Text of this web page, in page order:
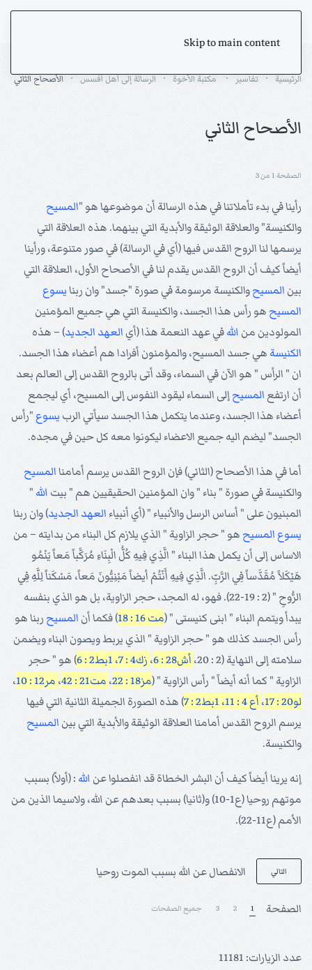
Skip to main content
الرئيسية تفاسير مكتبة الأخوة الرسالة إلى أهل أفسس الأصحاح الثاني
الأصحاح الثاني
الصفحة 1 من 3
رأينا في بدء تأملاتنا في هذه الرسالة أن موضوعها هو "المسيح
والكنيسة" والعلاقة الوثيقة والأبدية التي بينهما. هذه العلاقة التي
يرسمها لنا الروح القدس فيها (أي في الرسالة) في صور متنوعة، ورأينا
أيضاً كيف أن الروح القدس يقدم لنا في الأصحاح الأول، العلاقة التي
بين المسيحوالكنيسة مرسومة في صورة "جسد" وان ربنايسوع
المسيح هو رأس هذا الجسد، والكنيسة التي هي جميع المؤمنين
المولودين من اللهفي عهد النعمة هذا (أي العهد الجديد) – هذه
الكنيسة هي جسد المسيح، والمؤمنون أفرادا هم أعضاء هذا الجسد.
ان " الرأس " هو الآن في السماء، وقد أتى بالروح القدس إلى العالم بعد
أن ارتفع المسيحإلى السماء ليقود النفوس إلى المسيح، أي ليجمع
أعضاء هذا الجسد، وعندما يتكمل هذا الجسد سيأتي الرب يسوع "رأس
الجسد" ليضم اليه جميع الاعضاء ليكونوا معه كل حين في مجده.
أما في هذا الأصحاح (الثاني) فإن الروح القدس يرسم أمامناالمسيح
والكنيسة في صورة " بناء " وان المؤمنين الحقيقيين هم " بيت الله "
المبنيون على " أساس الرسل والأنبياء " (أي أنبياء العهد الجديد) وان ربنا
يسوع المسيح هو " حجر الزاوية " الذي يلازم كل البناء من بدايته – من
الاساس إلى أن يكمل هذا البناء " الَّذِي فِيهِ كُلُّ الْبِنَاءِ مُرَكَّباً مَعاً يَنْمُو
هَيْكَلاً مُقَدَّساً فِي الرَّبِّ. الَّذِي فِيهِ أَنْتُمْ أيضاً مَبْنِيُّونَ مَعاً، مَسْكَناً لِلَّهِ فِي
الرُّوحِ " (2 : 19-22). فهو، له المجد، حجر الزاوية، بل هو الذي بنفسه
يبدأ ويتمم البناء " ابنى كنيستى " (مت 16 : 18 ) فكما أن المسيح ربنا هو
رأس الجسد كذلك هو " حجر الزاوية " الذي يربط ويصون البناء ويضمن
سلامته إلى النهاية (2 : 20،
أش28 : 6 ، زك4 : 7، 1 بط2 : 6
) هو " حجر
الزاوية " كما أنه أيضاً " رأس الزاوية " (مز18 : 22 ، مت21 : 42 ، مر12 : 10
،
لو20 : 17
، أع 4 : 11، 1 بط2 : 7
) هذه الصورة الجميلة الثانية التي فيها
يرسم الروح القدس أمامنا العلاقة الوثيقة والأبدية التي بين المسيح
والكنيسة.
إنه يرينا أيضاً كيف أن البشر الخطاة قد انفصلوا عن الله : (أولاً) بسبب
موتهم روحيا (ع1-10) و(ثانيا) بسبب بعدهم عن الله، ولاسيما الذين من
الأمم (ع11-22).
التالي الانفصال عن الله بسبب الموت روحيا
الصفحة 1
2
3 جميع الصفحات
عدد الزيارات: 11181